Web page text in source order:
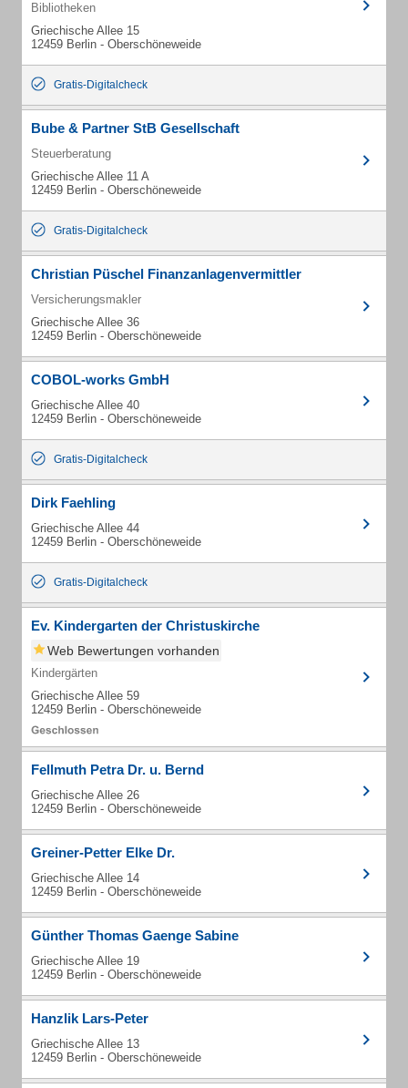
Bibliotheken
Griechische Allee 15
12459 Berlin - Oberschöneweide
Gratis-Digitalcheck
Bube & Partner StB Gesellschaft
Steuerberatung
Griechische Allee 11 A
12459 Berlin - Oberschöneweide
Gratis-Digitalcheck
Christian Püschel Finanzanlagenvermittler
Versicherungsmakler
Griechische Allee 36
12459 Berlin - Oberschöneweide
COBOL-works GmbH
Griechische Allee 40
12459 Berlin - Oberschöneweide
Gratis-Digitalcheck
Dirk Faehling
Griechische Allee 44
12459 Berlin - Oberschöneweide
Gratis-Digitalcheck
Ev. Kindergarten der Christuskirche
Web Bewertungen vorhanden
Kindergärten
Griechische Allee 59
12459 Berlin - Oberschöneweide
Fellmuth Petra Dr. u. Bernd
Griechische Allee 26
12459 Berlin - Oberschöneweide
Greiner-Petter Elke Dr.
Griechische Allee 14
12459 Berlin - Oberschöneweide
Günther Thomas Gaenge Sabine
Griechische Allee 19
12459 Berlin - Oberschöneweide
Hanzlik Lars-Peter
Griechische Allee 13
12459 Berlin - Oberschöneweide